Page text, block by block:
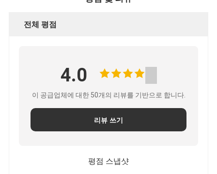
전체 평점
4.0
이 공급업체에 대한 50개의 리뷰를 기반으로 합니다.
리뷰 쓰기
평점 스냅샷